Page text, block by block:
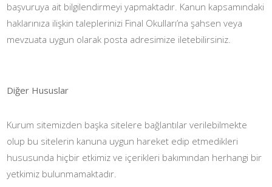
başvuruya ait bilgilendirmeyi yapmaktadır. Kanun kapsamındaki
haklarınıza ilişkin taleplerinizi Final Okulları’na şahsen veya
mevzuata uygun olarak posta adresimize iletebilirsiniz.
Diğer Hususlar
Kurum sitemizden başka sitelere bağlantılar verilebilmekte
olup bu sitelerin kanuna uygun hareket edip etmedikleri
hususunda hiçbir etkimiz ve içerikleri bakımından herhangi bir
yetkimiz bulunmamaktadır.